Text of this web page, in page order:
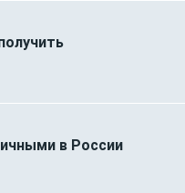
в России